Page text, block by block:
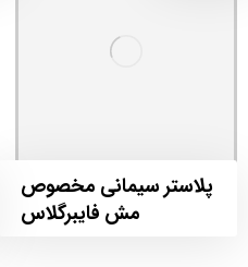
پلاستر سیمانی مخصوص
مش فایبرگلاس